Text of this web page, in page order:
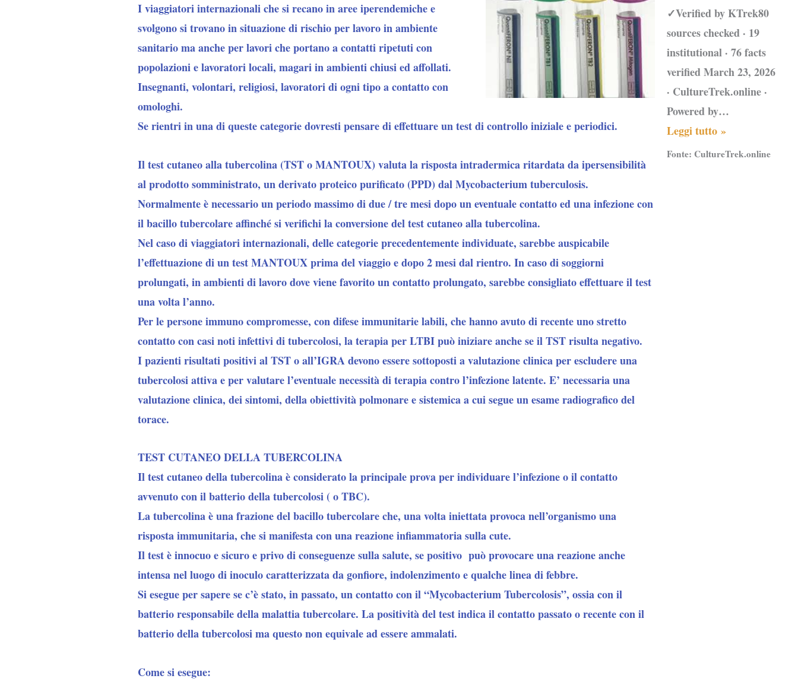
Iviaggiatori internazionaliche si recano in aree iperendemiche e
svolgono si trovano in situazione di rischio per lavoro in ambiente
sanitario ma anche per lavori che portano a contatti ripetuti con
popolazioni e lavoratori locali, magari in ambienti chiusi ed affollati.
Insegnanti, volontari, religiosi, lavoratori di ogni tipo a contatto con
omologhi.
Se rientri in una di queste categorie dovresti pensare di effettuare un test di controllo iniziale e periodici.
Il test cutaneo alla tubercolina (TST o MANTOUX) valuta la risposta intradermica ritardata da ipersensibilità
al prodotto somministrato, un derivato proteico purificato (PPD) dal Mycobacterium tuberculosis.
Normalmente è necessario un periodo massimo di due / tre mesi dopo un eventuale contatto ed una infezione con
il bacillo tubercolare affinché si verifichi la conversione del test cutaneo alla tubercolina.
Nel caso di viaggiatori internazionali, delle categorie precedentemente individuate, sarebbe auspicabile
l’effettuazione di un test MANTOUX prima del viaggio e dopo 2 mesi dal rientro. In caso di soggiorni
prolungati, in ambienti di lavoro dove viene favorito un contatto prolungato, sarebbe consigliato effettuare il test
una volta l’anno.
Per le persone immuno compromesse, con difese immunitarie labili, che hanno avuto di recente uno stretto
contatto con casi noti infettivi di tubercolosi, la terapia per LTBI può iniziare anche se il TST risulta negativo.
I pazienti risultati positivi al TST o all’IGRA devono essere sottoposti a valutazione clinica per escludere una
tubercolosi attiva e per valutare l’eventuale necessità di terapia contro l’infezione latente. E’ necessaria una
valutazione clinica, dei sintomi, della obiettività polmonare e sistemica a cui segue un esame radiografico del
torace.
TEST CUTANEO DELLA TUBERCOLINA
Iltest cutaneo della tubercolinaè considerato la principale prova per individuare l’infezione o il contatto
avvenuto con il batterio dellatubercolosi( o TBC).
La tubercolina è una frazione delbacillo tubercolareche, una volta iniettata provoca nell’organismo una
risposta immunitaria, che si manifesta con una reazione infiammatoria sulla cute.
Il test è innocuo e sicuro e privo di conseguenze sulla salute, se positivo può provocare una reazione anche
intensa nel luogo di inoculo caratterizzata da gonfiore, indolenzimento e qualche linea di febbre.
Si esegue per sapere se c’è stato, in passato, un contatto con il “Mycobacterium Tubercolosis”, ossia con il
batterio responsabile della malattia tubercolare. La positività del test indica il contatto passato o recente con il
batterio della tubercolosi ma questo non equivale ad essere ammalati.
Come si esegue:
✓Verified by KTrek80
sources checked · 19
institutional · 76 facts
verified March 23, 2026
· CultureTrek.online ·
Powered by…
Leggi tutto »
Fonte:CultureTrek.online